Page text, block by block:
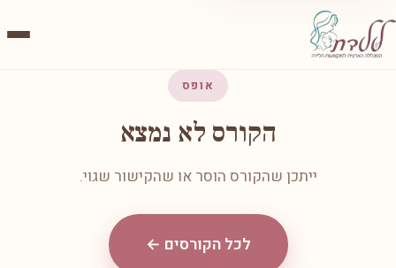
אופס
הקורס לא נמצא
ייתכן שהקורס הוסר או שהקישור שגוי.
לכל הקורסים ←